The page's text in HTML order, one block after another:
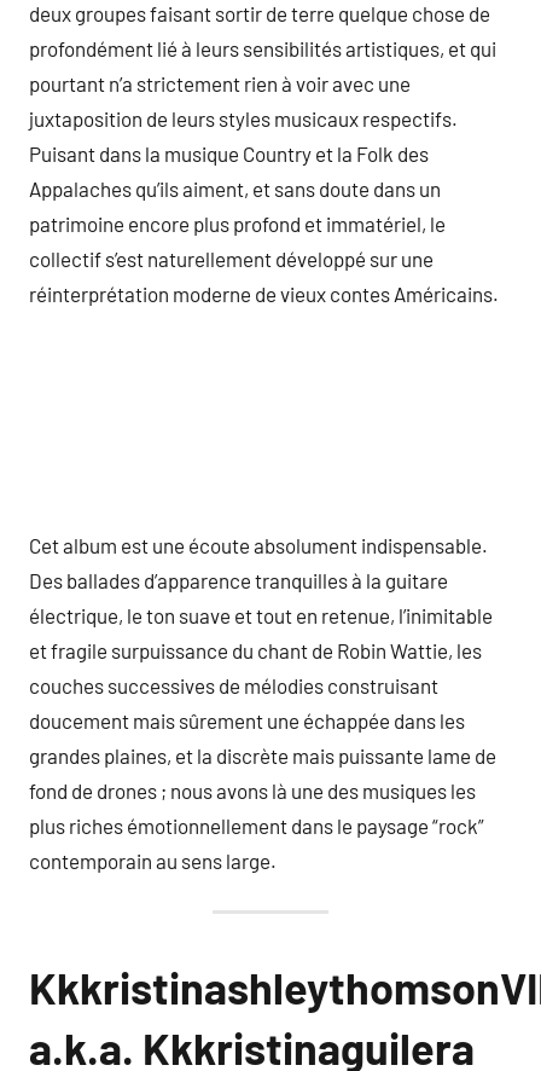
deux groupes faisant sortir de terre quelque chose de
profondément lié à leurs sensibilités artistiques, et qui
pourtant n’a strictement rien à voir avec une
juxtaposition de leurs styles musicaux respectifs.
Puisant dans la musique Country et la Folk des
Appalaches qu’ils aiment, et sans doute dans un
patrimoine encore plus profond et immatériel, le
collectif s’est naturellement développé sur une
réinterprétation moderne de vieux contes Américains.
Cet album est une écoute absolument indispensable.
Des ballades d’apparence tranquilles à la guitare
électrique, le ton suave et tout en retenue, l’inimitable
et fragile surpuissance du chant de Robin Wattie, les
couches successives de mélodies construisant
doucement mais sûrement une échappée dans les
grandes plaines, et la discrète mais puissante lame de
fond de drones ; nous avons là une des musiques les
plus riches émotionnellement dans le paysage “rock”
contemporain au sens large.
a.k.a. Kkkristinaguilera